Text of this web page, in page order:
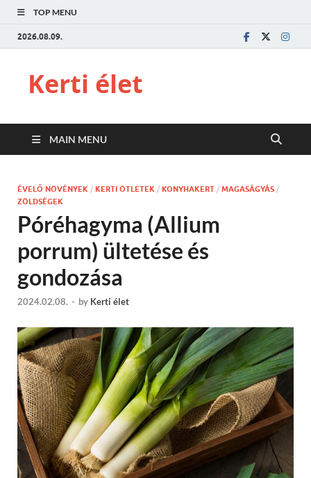
TOP MENU
2026.08.09.
Kerti élet
MAIN MENU
ÉVELŐ NÖVÉNYEK / KERTI ÖTLETEK / KONYHAKERT / MAGASÁGYÁS /
ZÖLDSÉGEK
Póréhagyma (Allium
porrum) ültetése és
gondozása
2024.02.08. - by Kerti élet